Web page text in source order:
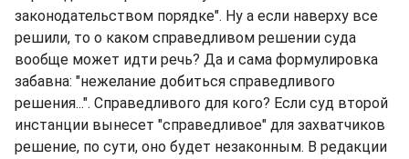
законодательством порядке". Ну а если наверху все
решили, то о каком справедливом решении суда
вообще может идти речь? Да и сама формулировка
забавна: "нежелание добиться справедливого
решения...". Справедливого для кого? Если суд второй
инстанции вынесет "справедливое" для захватчиков
решение, по сути, оно будет незаконным. В редакции